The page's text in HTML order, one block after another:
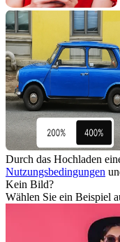
Durch das Hochladen
Nutzungsbedingungen
Kein Bild?
Wählen Sie ein Beispiel